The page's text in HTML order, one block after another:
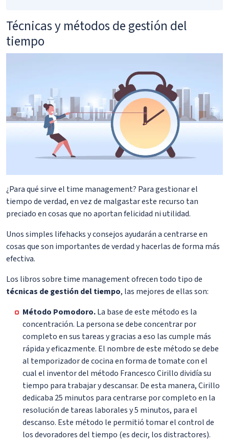
Técnicas y métodos de gestión del
tiempo
¿Para qué sirve el time management? Para gestionar el
tiempo de verdad, en vez de malgastar este recurso tan
preciado en cosas que no aportan felicidad ni utilidad.
Unos simples lifehacks y consejos ayudarán a centrarse en
cosas que son importantes de verdad y hacerlas de forma más
efectiva.
Los libros sobre time management ofrecen todo tipo de
técnicas de gestión del tiempo, las mejores de ellas son:
Método Pomodoro.La base de este método es la
concentración. La persona se debe concentrar por
completo en sus tareas y gracias a eso las cumple más
rápida y eficazmente. El nombre de este método se debe
al temporizador de cocina en forma de tomate con el
cual el inventor del método Francesco Cirillo dividía su
tiempo para trabajar y descansar. De esta manera, Cirillo
dedicaba 25 minutos para centrarse por completo en la
resolución de tareas laborales y 5 minutos, para el
descanso. Este método le permitió tomar el control de
los devoradores del tiempo (es decir, los distractores).